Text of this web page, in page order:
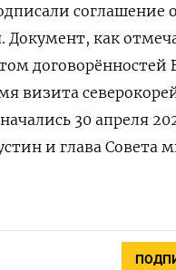
соглашение
как
договорённостей
визита
30 апреля
и глава Совета